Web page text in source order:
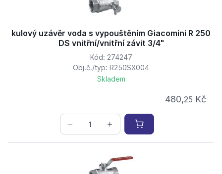
kulový uzávěr voda s vypouštěním Giacomini R 250
DS vnitřní/vnitřní závit 3/4"
Kód: 274247
Obj.č./typ: R250SX004
Skladem
480,25 Kč